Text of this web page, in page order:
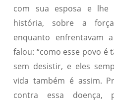
com sua esposa e
história, sobre a
enquanto enfrentavam
falou: “como esse povo é
sem desistir, e eles
vida também é assim.
contra essa doença,